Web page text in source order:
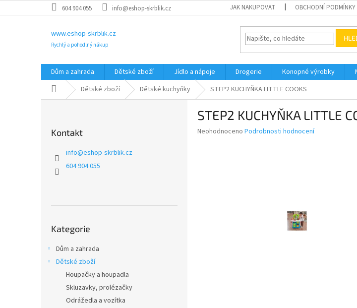
na
604 904 055 info@eshop-skrblik.cz JAK NAKUPOVAT OBCHODNÍ PODMÍNKY
www.eshop-skrblik.cz
Rychlý a pohodlný nákup
Dům a zahrada Dětské zboží Jídlo a nápoje Drogerie Konopné výrobky
Domů Dětské zboží Dětské kuchyňky STEP2 KUCHYŇKA LITTLE COOKS
Kontakt
info@eshop-skrblik.cz
604 904 055
kategorie
Kategorie
Dům a zahrada
Dětské zboží
Houpačky a houpadla
Skluzavky, prolézačky
Odrážedla a vozítka
STEP2 KUCHYŇKA LITTLE
Průměrné
Neohodnoceno Podrobnosti hodnocení